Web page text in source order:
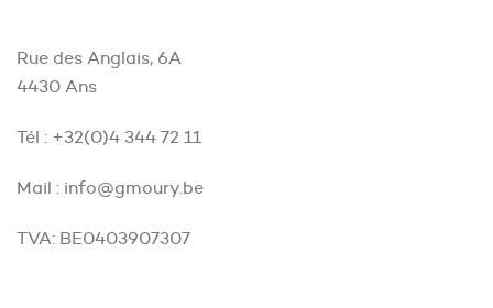
Rue des Anglais, 6A
4430 Ans
Tél : +32(0)4 344 72 11
Mail : info@gmoury.be
TVA: BE0403907307